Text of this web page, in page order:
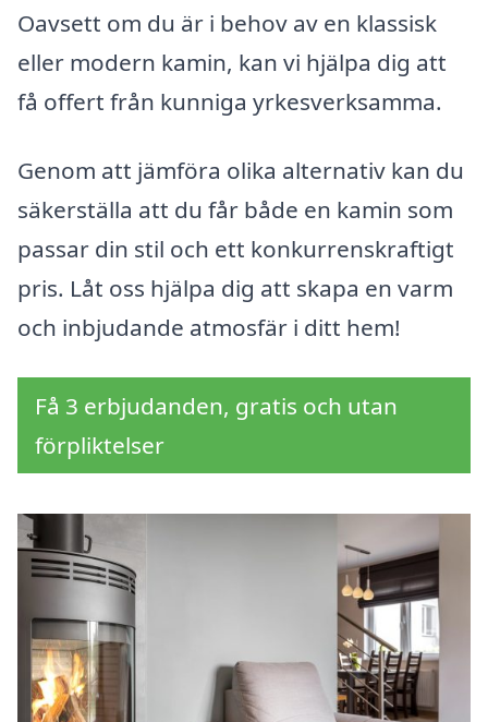
Oavsett om du är i behov av en klassisk
eller modern kamin, kan vi hjälpa dig att
få offert från kunniga yrkesverksamma.
Genom att jämföra olika alternativ kan du
säkerställa att du får både en kamin som
passar din stil och ett konkurrenskraftigt
pris. Låt oss hjälpa dig att skapa en varm
och inbjudande atmosfär i ditt hem!
Få 3 erbjudanden, gratis och utan
förpliktelser